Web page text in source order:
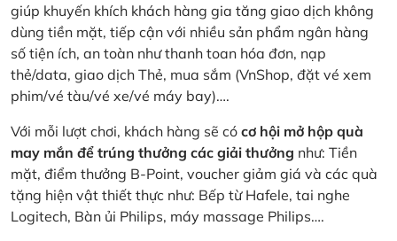
giúp khuyến khích khách hàng gia tăng giao dịch không
dùng tiền mặt, tiếp cận với nhiều sản phẩm ngân hàng
số tiện ích, an toàn như thanh toan hóa đơn, nạp
thẻ/data, giao dịch Thẻ, mua sắm (VnShop, đặt vé xem
phim/vé tàu/vé xe/vé máy bay)….
Với mỗi lượt chơi, khách hàng sẽ có cơ hội mở hộp quà
may mắn để trúng thưởng các giải thưởng như: Tiền
mặt, điểm thưởng B-Point, voucher giảm giá và các quà
tặng hiện vật thiết thực như: Bếp từ Hafele, tai nghe
Logitech, Bàn ủi Philips, máy massage Philips….